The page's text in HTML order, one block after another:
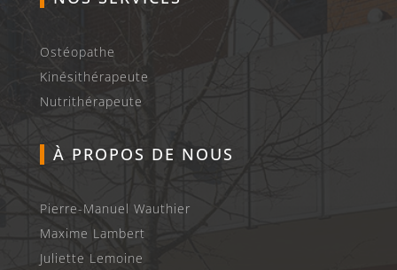
Ostéopathe
Kinésithérapeute
Nutrithérapeute
À PROPOS DE NOUS
Pierre-Manuel Wauthier
Maxime Lambert
Juliette Lemoine